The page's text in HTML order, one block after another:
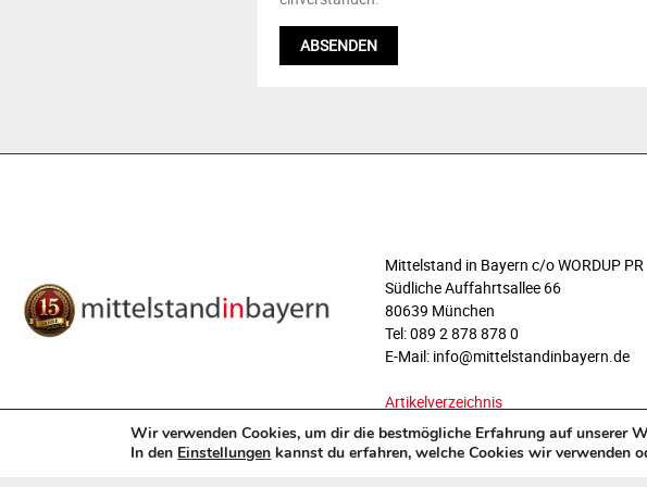
Mittelstand in Bayern c/o WORDUP PR
Südliche Auffahrtsallee 66
80639 München
Tel: 089 2 878 878 0
E-Mail: info@mittelstandinbayern.de
Artikelverzeichnis
Wir verwenden Cookies, um dir die bestmögliche Erfahrung auf unserer
In den Einstellungen kannst du erfahren, welche Cookies wir verwenden